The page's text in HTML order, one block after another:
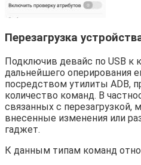
Перезагрузка
Подключив девайс по USB
дальнейшего оперирования
посредством утилиты ADB,
количество команд. В
связанных с перезагрузкой,
внесенные изменения или
гаджет.
К данным типам команд